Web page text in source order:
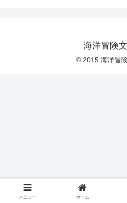
海洋冒険
© 2015 海洋冒
メニュー ホーム